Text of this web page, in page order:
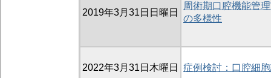
2019年3月31日日曜日
周術期口腔機能管
の多様性
2022年3月31日木曜日 症例検討：口腔細